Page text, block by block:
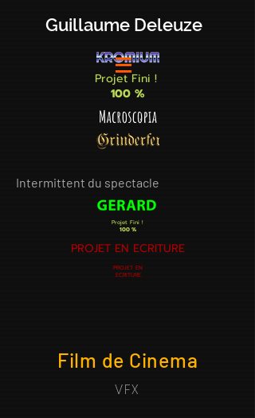
Guillaume Deleuze
Projet Fini !
100 %
Intermittent du spectacle
Projet Fini !
100 %
PROJET EN ECRITURE
PROJET EN
ECRITURE
Film de Cinema
VFX